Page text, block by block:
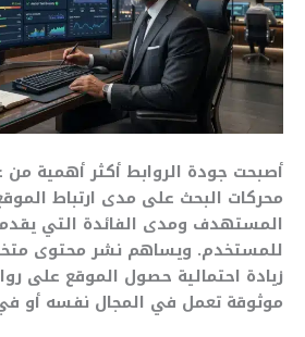
أصبحت جودة الروابط أكثر أهمية من
محركات البحث على مدى ارتباط
المستهدف ومدى الفائدة التي
للمستخدم. ويساهم نشر محتوى
زيادة احتمالية حصول الموقع على
موثوقة تعمل في المجال نفسه أو